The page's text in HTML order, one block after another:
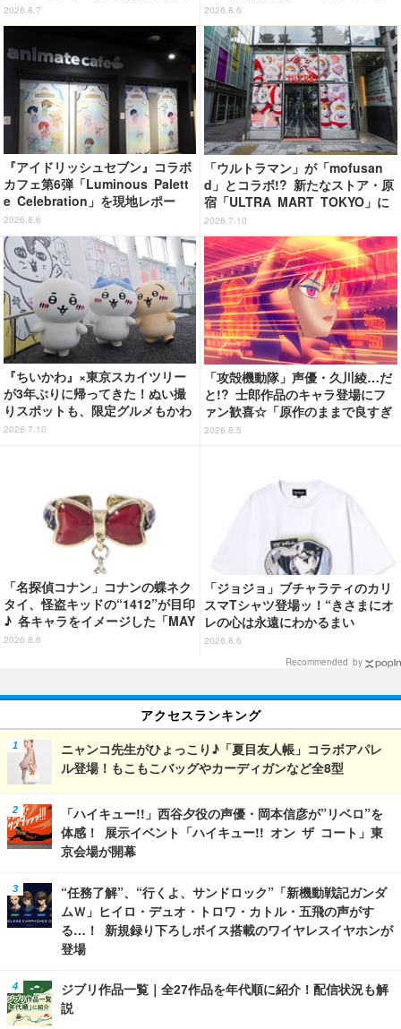
夕まつりに七夕飾りを掲出【レ
ポ】
2026.8.7
も健在で舞台初心者も悶絶！＜第
2期レビュー＞
2026.8.6
『アイドリッシュセブン』コラボ
カフェ第6弾「Luminous Palett
e Celebration」を現地レポー
ト 4グループの世界観を落とし
込んだオリジナルフード＆ドリン
クに注目♪
2026.8.6
「ウルトラマン」が「mofusan
d」とコラボ!? 新たなストア・原
宿「ULTRA MART TOKYO」に
行ってきた【レポ】
2026.7.10
『ちいかわ』×東京スカイツリー
が3年ぶりに帰ってきた！ぬい撮
りスポットも、限定グルメもかわ
いすぎる…！【レポ】
2026.7.10
「攻殻機動隊」声優・久川綾…だ
と!? 士郎作品のキャラ登場にフ
ァン歓喜☆「原作のままで良すぎ
るな」「脳の処理が追いつかない
よお」…第5話【ネタバレあり反
2026.8.5
「名探偵コナン」コナンの蝶ネク
タイ、怪盗キッドの“1412”が目印
♪ 各キャラをイメージした「MAY
LA」リングセットがセール中
2026.8.6
「ジョジョ」ブチャラティのカリ
スマTシャツ登場ッ！“きさまにオ
レの心は永遠にわかるまい
ッ！”や感動のクライマックスを
2026.8.6
Recommended by
アクセスランキング
ニャンコ先生がひょっこり♪「夏目友人帳」コラボアパレ
ル登場！もこもこバッグやカーディガンなど全8型
「ハイキュー!!」西谷夕役の声優・岡本信彦が”リベロ”を
体感！ 展示イベント「ハイキュー!! オン ザ コート」東
京会場が開幕
“任務了解”、“行くよ、サンドロック”「新機動戦記ガンダ
ムＷ」ヒイロ・デュオ・トロワ・カトル・五飛の声がす
る…！ 新規録り下ろしボイス搭載のワイヤレスイヤホンが
登場
ジブリ作品一覧｜全27作品を年代順に紹介！配信状況も解
説